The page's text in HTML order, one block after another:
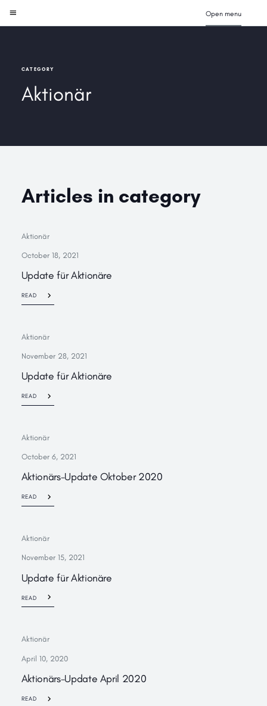
Open menu
CATEGORY
Aktionär
Articles in category
Aktionär
October 18, 2021
Update für Aktionäre
READ
Aktionär
November 28, 2021
Update für Aktionäre
READ
Aktionär
October 6, 2021
Aktionärs-Update Oktober 2020
READ
Aktionär
November 15, 2021
Update für Aktionäre
READ
Aktionär
April 10, 2020
Aktionärs-Update April 2020
READ